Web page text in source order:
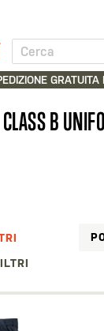
Cerca
CLASS B